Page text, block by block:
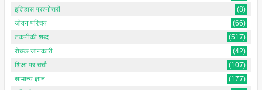
इतिहास प्रश्नोत्तरी
(8)
जीवन परिचय
(66)
तकनीकी शब्द
(517)
रोचक जानकारी
(42)
शिक्षा पर चर्चा
(107)
सामान्य ज्ञान
(177)